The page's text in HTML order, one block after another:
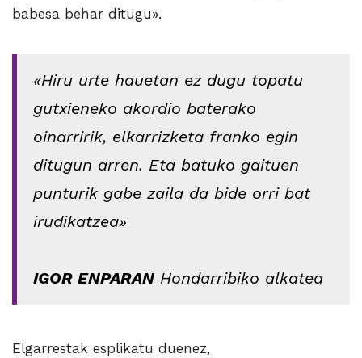
babesa behar ditugu».
«Hiru urte hauetan ez dugu topatu
gutxieneko akordio baterako
oinarririk, elkarrizketa franko egin
ditugun arren. Eta batuko gaituen
punturik gabe zaila da bide orri bat
irudikatzea»
IGOR ENPARAN Hondarribiko alkatea
Elgarrestak esplikatu duenez,